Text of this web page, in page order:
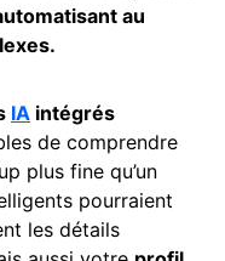
au
IA intégrés
de comprendre
plus fine qu’un
pourraient
les détails